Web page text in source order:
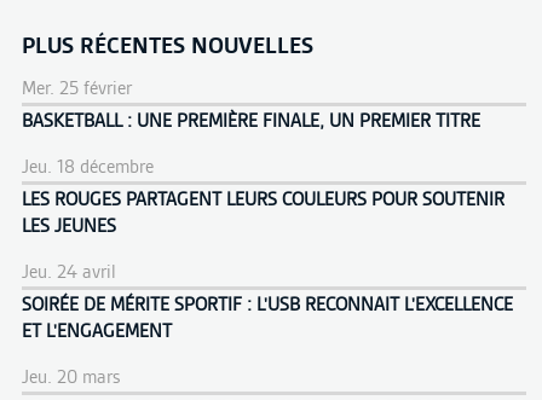
PLUS RÉCENTES NOUVELLES
Mer. 25 février
BASKETBALL : UNE PREMIÈRE FINALE, UN PREMIER TITRE
Jeu. 18 décembre
LES ROUGES PARTAGENT LEURS COULEURS POUR SOUTENIR
LES JEUNES
Jeu. 24 avril
SOIRÉE DE MÉRITE SPORTIF : L'USB RECONNAIT L'EXCELLENCE
ET L'ENGAGEMENT
Jeu. 20 mars